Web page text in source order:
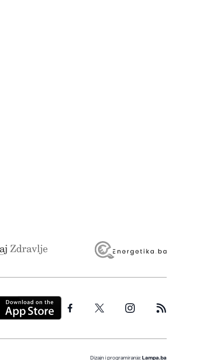
Dizajn i programiranje: Lampa.ba